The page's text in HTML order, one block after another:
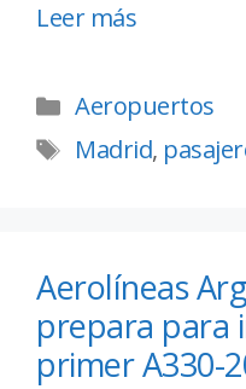
Leer más
Aeropuertos
Madrid,
Aerolíneas
prepara para
primer A330-